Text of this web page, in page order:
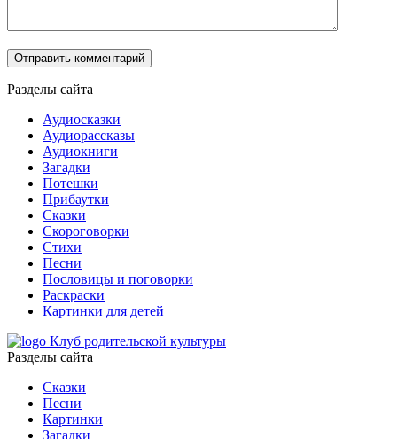
Разделы сайта
Аудиосказки
Аудиорассказы
Аудиокниги
Загадки
Потешки
Прибаутки
Сказки
Скороговорки
Стихи
Песни
Пословицы и поговорки
Раскраски
Картинки для детей
Клуб родительской культуры
Разделы сайта
Сказки
Песни
Картинки
Загадки